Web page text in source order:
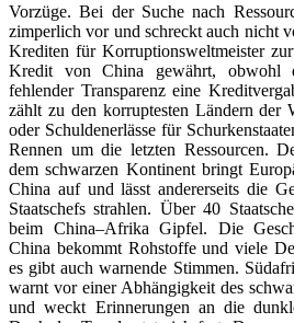
Vorzüge. Bei der Suche nach
zimperlich vor und schreckt auch nicht
Krediten für Korruptionsweltmeister
Kredit von China gewährt, obwohl
fehlender Transparenz eine
zählt zu den korruptesten Ländern der
oder Schuldenerlässe für
Rennen um die letzten Ressourcen.
dem schwarzen Kontinent bringt
China auf und lässt andererseits die
Staatschefs strahlen. Über 40
beim China–Afrika Gipfel. Die
China bekommt Rohstoffe und viele
es gibt auch warnende Stimmen.
warnt vor einer Abhängigkeit des
und weckt Erinnerungen an die